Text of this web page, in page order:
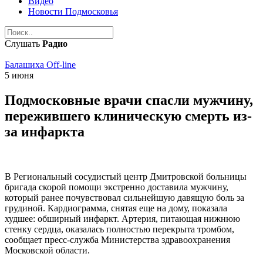
Новости Подмосковья
Слушать Радио
Балашиха Off-line
5 июня
Подмосковные врачи спасли мужчину,
пережившего клиническую смерть из-
за инфаркта
В Региональный сосудистый центр Дмитровской больницы
бригада скорой помощи экстренно доставила мужчину,
который ранее почувствовал сильнейшую давящую боль за
грудиной. Кардиограмма, снятая еще на дому, показала
худшее: обширный инфаркт. Артерия, питающая нижнюю
стенку сердца, оказалась полностью перекрыта тромбом,
сообщает пресс-служба Министерства здравоохранения
Московской области.